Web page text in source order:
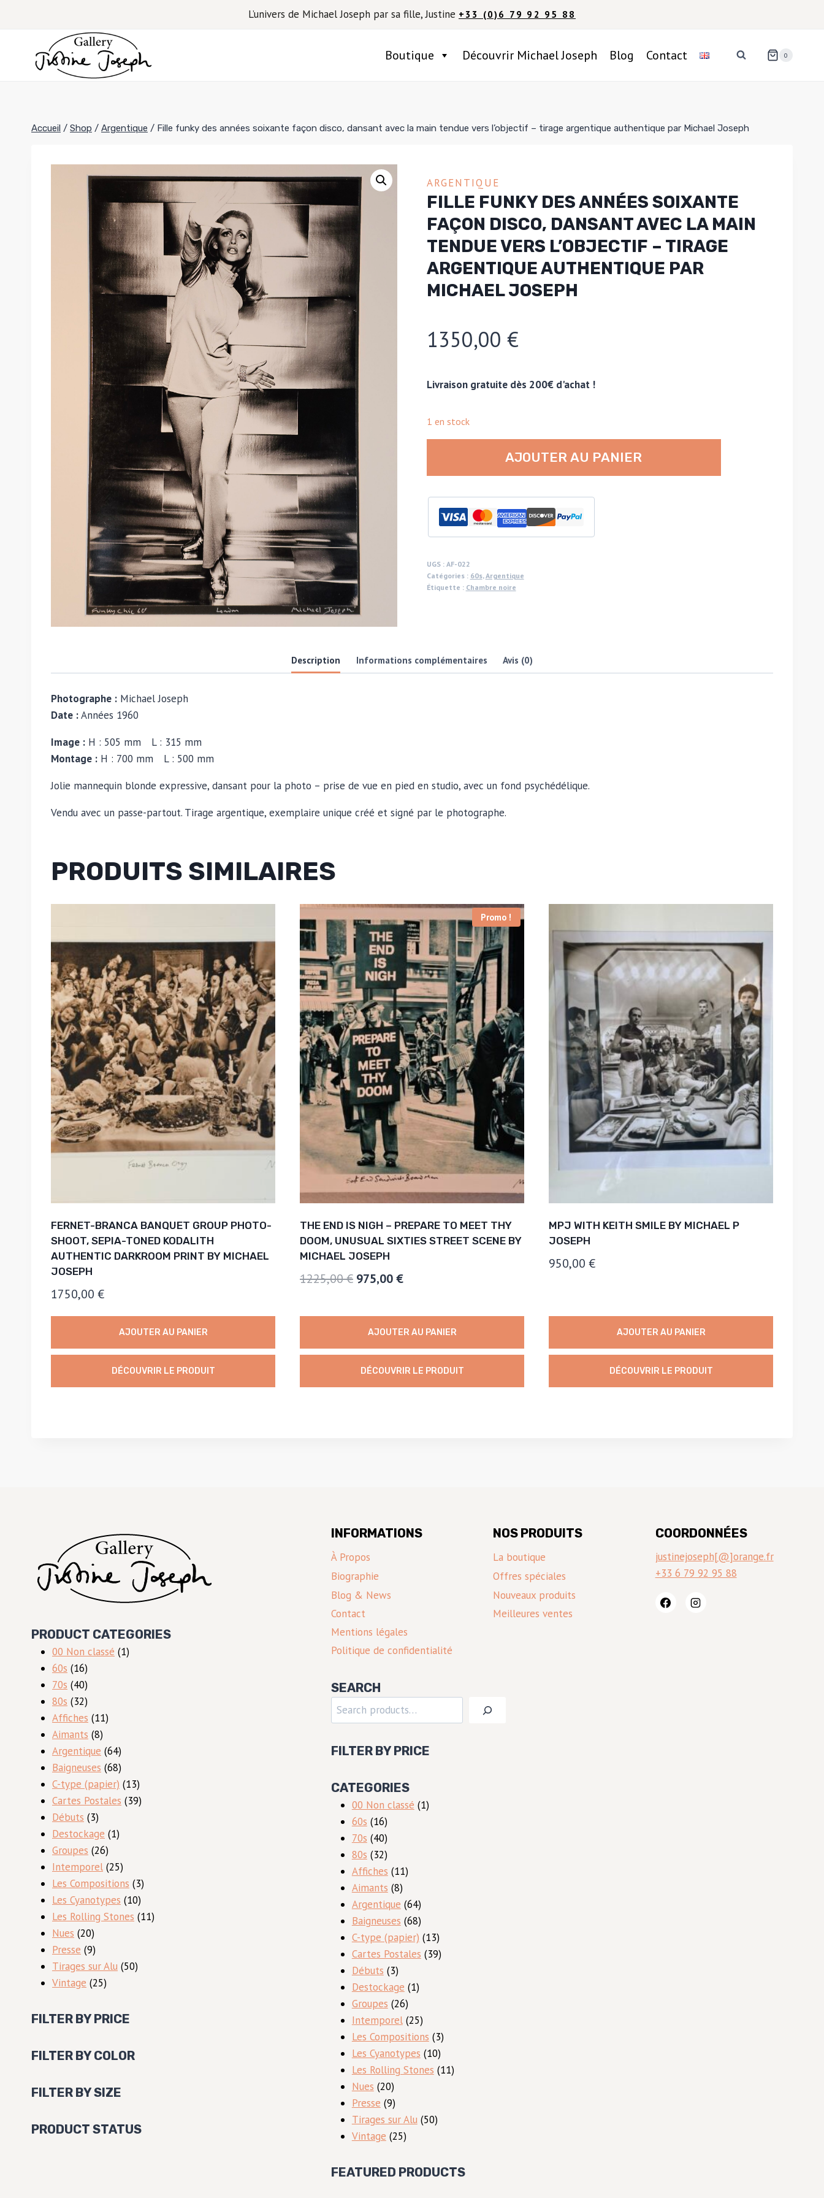
L’univers de Michael Joseph par sa fille, Justine +33 (0)6 79 92 95 88
Boutique Découvrir Michael Joseph Blog Contact 0
Accueil / Shop / Argentique / Fille funky des années soixante façon disco, dansant avec la main tendue vers l’objectif – tirage argentique authentique par Michael Joseph
ARGENTIQUE
FILLE FUNKY DES ANNÉES SOIXANTE
FAÇON DISCO, DANSANT AVEC LA MAIN
TENDUE VERS L’OBJECTIF – TIRAGE
ARGENTIQUE AUTHENTIQUE PAR
MICHAEL JOSEPH
1350,00 €
Livraison gratuite dès 200€ d'achat !
1 en stock
Fille
funky
des
années
façon
disco,
dansant
tendue
vers
Michael
Joseph
AJOUTER AU PANIER
UGS : AF-022
Catégories : 60s,Argentique
Étiquette : Chambre noire
Description Informations complémentaires Avis (0)
Photographe : Michael Joseph
Date :Années 1960
Image : H : 505 mm L : 315 mm
Montage : H : 700 mm L : 500 mm
Jolie mannequin blonde expressive, dansant pour la photo – prise de vue en pied en studio, avec un fond psychédélique.
Vendu avec un passe-partout. Tirage argentique, exemplaire unique créé et signé par le photographe.
PRODUITS SIMILAIRES
FERNET-BRANCA BANQUET GROUP PHOTO-
SHOOT, SEPIA-TONED KODALITH
AUTHENTIC DARKROOM PRINT BY MICHAEL
JOSEPH
1750,00 €
AJOUTER AU PANIER
DÉCOUVRIR LE PRODUIT
Promo !
THE END IS NIGH – PREPARE TO MEET THY
DOOM, UNUSUAL SIXTIES STREET SCENE BY
MICHAEL JOSEPH
1225,00€ Le
initial
était :
1225,00 €.
975,00€Le
actuel
est :
975,00 €.
AJOUTER AU PANIER
DÉCOUVRIR LE PRODUIT
MPJ WITH KEITH SMILE BY MICHAEL P
JOSEPH
950,00 €
AJOUTER AU PANIER
DÉCOUVRIR LE PRODUIT
PRODUCT CATEGORIES
00 Non classé 11
60s 1616
produits
70s 4040
produits
80s 3232
produits
Affiches 1111
Aimants 88
produits
Argentique 6464
produits
Baigneuses 6868
produits
C-type (papier) 1313
produits
Cartes Postales 3939
Débuts 33
produits
Destockage 11
Groupes 2626
produits
Intemporel 2525
produits
Les Compositions 33
Les Cyanotypes 1010
produits
Les Rolling Stones 1111
Nues 2020
produits
Presse 99
produits
Tirages sur Alu 5050
Vintage 2525
FILTER BY PRICE
FILTER BY COLOR
FILTER BY SIZE
PRODUCT STATUS
INFORMATIONS
À Propos
Biographie
Blog & News
Contact
Mentions légales
Politique de confidentialité
SEARCH
Rechercher
FILTER BY PRICE
CATEGORIES
00 Non classé 11
60s 1616
produits
70s 4040
produits
80s 3232
produits
Affiches 1111
Aimants 88
produits
Argentique 6464
produits
Baigneuses 6868
produits
C-type (papier) 1313
produits
Cartes Postales 3939
Débuts 33
produits
Destockage 11
Groupes 2626
produits
Intemporel 2525
produits
Les Compositions 33
produits
Les Cyanotypes 1010
produits
Les Rolling Stones 1111
Nues 2020
produits
Presse 99
produits
Tirages sur Alu 5050
Vintage 2525
FEATURED PRODUCTS
NOS PRODUITS
La boutique
Offres spéciales
Nouveaux produits
Meilleures ventes
COORDONNÉES
justinejoseph[@]orange.fr
+33 6 79 92 95 88